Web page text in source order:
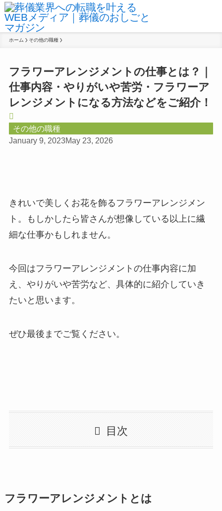
ホーム その他の職種
フラワーアレンジメントの仕事とは？｜
仕事内容・やりがいや苦労・フラワーア
レンジメントになる方法などをご紹介！
その他の職種
January 9, 2023May 23, 2026
きれいで美しくお花を飾るフラワーアレンジメン
ト。もしかしたら皆さんが想像している以上に繊
細な仕事かもしれません。
今回はフラワーアレンジメントの仕事内容に加
え、やりがいや苦労など、具体的に紹介していき
たいと思います。
ぜひ最後までご覧ください。
目次
フラワーアレンジメントとは